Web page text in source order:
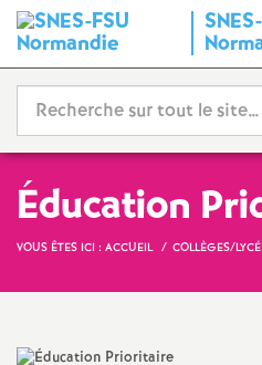
Éducation
VOUS ÊTES ICI : ACCUEIL COLLÈGES/